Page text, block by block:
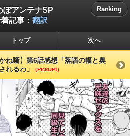
ぽアンテナSP
記事： 翻訳
Ranking
トップ 次へ
ね噺】第6話感想「落語の幅と奥
れるわ」
(PickUP!)